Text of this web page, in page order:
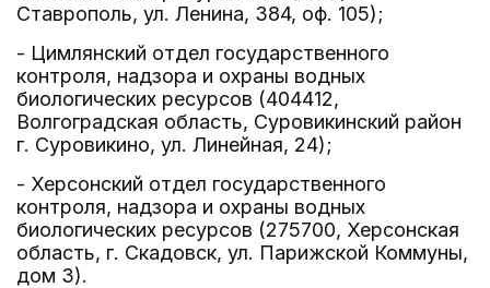
Ставрополь, ул. Ленина, 384, оф. 105);
- Цимлянский отдел государственного
контроля, надзора и охраны водных
биологических ресурсов (404412,
Волгоградская область, Суровикинский район
г. Суровикино, ул. Линейная, 24);
- Херсонский отдел государственного
контроля, надзора и охраны водных
биологических ресурсов (275700, Херсонская
область, г. Скадовск, ул. Парижской Коммуны,
дом 3).